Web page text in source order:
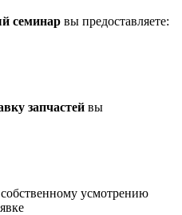
семинар вы предоставляете:
запчастей вы
усмотрению